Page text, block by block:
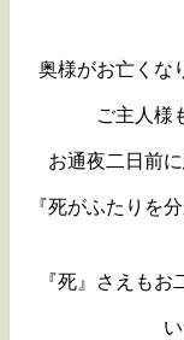
奥様がお亡くな
ご主人様
お通夜二日前
『死がふたりを
『死』さえもお